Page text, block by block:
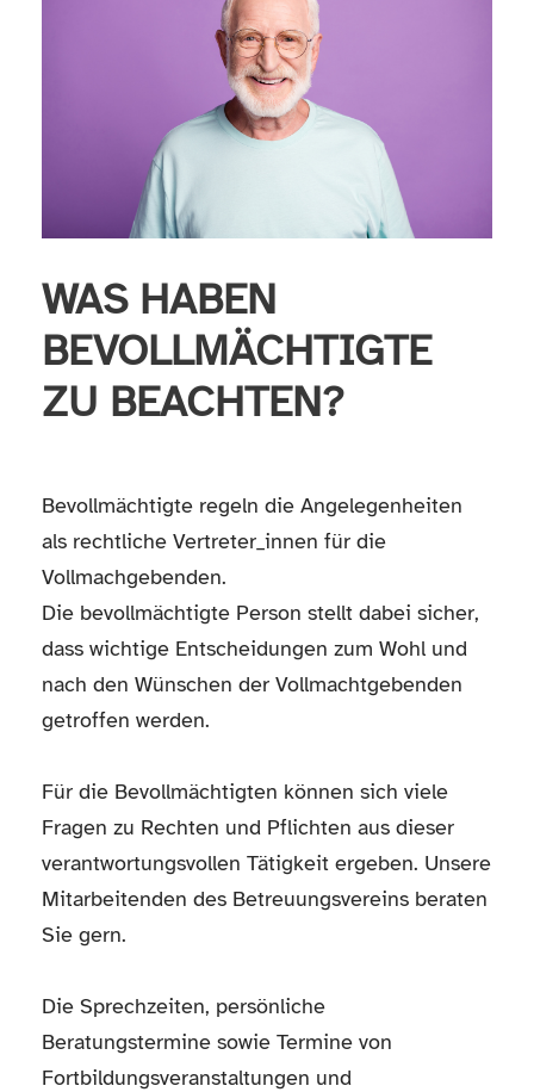
WAS HABEN
BEVOLLMÄCHTIGTE
ZU BEACHTEN?
Bevollmächtigte regeln die Angelegenheiten
als rechtliche Vertreter_innen für die
Vollmachgebenden.
Die bevollmächtigte Person stellt dabei sicher,
dass wichtige Entscheidungen zum Wohl und
nach den Wünschen der Vollmachtgebenden
getroffen werden.
Für die Bevollmächtigten können sich viele
Fragen zu Rechten und Pflichten aus dieser
verantwortungsvollen Tätigkeit ergeben. Unsere
Mitarbeitenden des Betreuungsvereins beraten
Sie gern.
Die Sprechzeiten, persönliche
Beratungstermine sowie Termine von
Fortbildungsveranstaltungen und